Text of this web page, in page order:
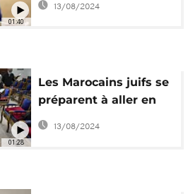
01:40
13/08/2024
01:28
Les Marocains juifs se
préparent à aller en
Israël
13/08/2024